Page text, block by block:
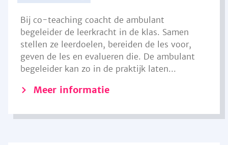
Bij co-teaching coacht de ambulant
begeleider de leerkracht in de klas. Samen
stellen ze leerdoelen, bereiden de les voor,
geven de les en evalueren die. De ambulant
begeleider kan zo in de praktijk laten...
Meer informatie